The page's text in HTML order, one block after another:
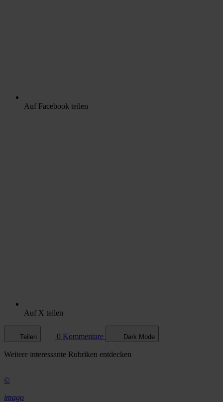
Auf Facebook teilen
Auf X teilen
Teilen 0 Kommentare Dark Mode
Weitere interessante Rubriken entdecken
©
imago